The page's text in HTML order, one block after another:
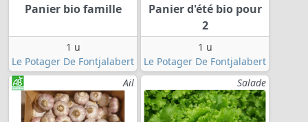
Panier bio famille
1 u
Le Potager De Fontjalabert
Panier d'été bio pour
2
1 u
Le Potager De Fontjalabert
Ail
Salade